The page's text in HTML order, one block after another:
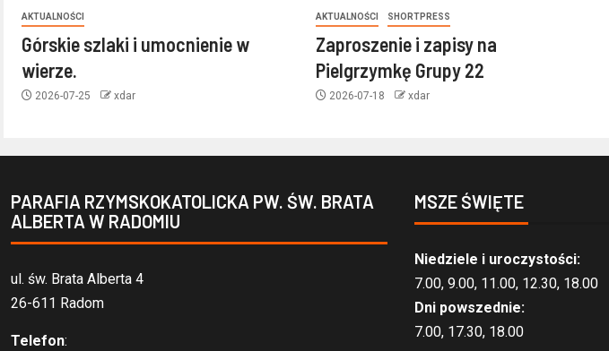
AKTUALNOŚCI
Górskie szlaki i umocnienie w
wierze.
2026-07-25 xdar
AKTUALNOŚCI SHORTPRESS
Zaproszenie i zapisy na
Pielgrzymkę Grupy 22
2026-07-18 xdar
PARAFIA RZYMSKOKATOLICKA PW. ŚW. BRATA
ALBERTA W RADOMIU
ul. św. Brata Alberta 4
26-611 Radom
Telefon:
MSZE ŚWIĘTE
Niedziele i uroczystości:
7.00, 9.00, 11.00, 12.30, 18.00
Dni powszednie:
7.00, 17.30, 18.00